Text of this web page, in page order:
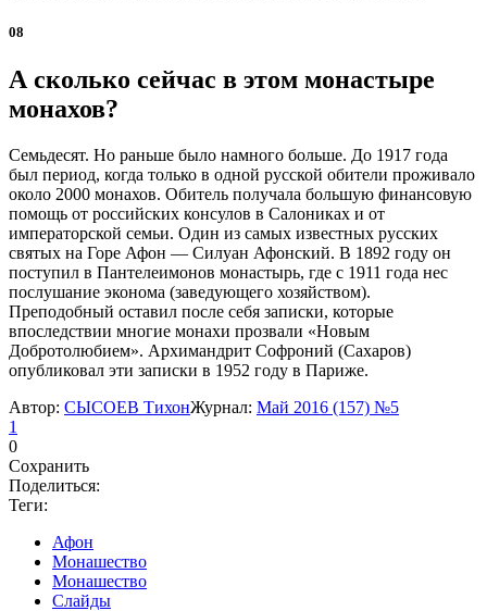
08
А сколько сейчас в этом монастыре
монахов?
Семьдесят. Но раньше было намного больше. До 1917 года
был период, когда только в одной русской обители проживало
около 2000 монахов. Обитель получала большую финансовую
помощь от российских консулов в Салониках и от
императорской семьи. Один из самых известных русских
святых на Горе Афон — Силуан Афонский. В 1892 году он
поступил в Пантелеимонов монастырь, где с 1911 года нес
послушание эконома (заведующего хозяйством).
Преподобный оставил после себя записки, которые
впоследствии многие монахи прозвали «Новым
Добротолюбием». Архимандрит Софроний (Сахаров)
опубликовал эти записки в 1952 году в Париже.
Автор: СЫСОЕВ ТихонЖурнал: Май 2016 (157) №5
1
0
Сохранить
Поделиться:
Теги:
Афон
Монашество
Монашество
Слайды